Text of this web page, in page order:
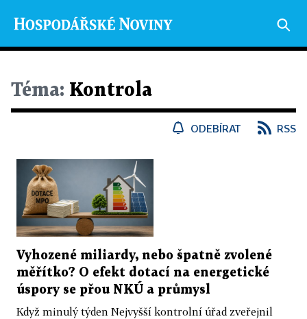
Téma: Kontrola
ODEBÍRAT RSS
Vyhozené miliardy, nebo špatně zvolené
měřítko? O efekt dotací na energetické
úspory se přou NKÚ a průmysl
Když minulý týden Nejvyšší kontrolní úřad zveřejnil